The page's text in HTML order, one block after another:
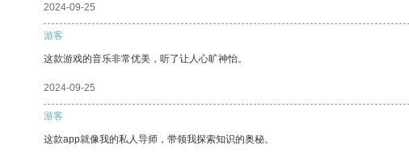
2024-09-25
游客
这款游戏的音乐非常优美，听了让人心旷神怡。
2024-09-25
游客
这款app就像我的私人导师，带领我探索知识的奥秘。